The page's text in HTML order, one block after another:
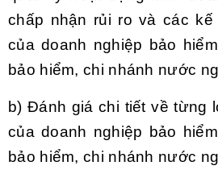
chấp nhận rủi ro và các kế
của doanh nghiệp bảo
bảo hiểm, chi nhánh nước
b) Đánh giá chi tiết về từng
của doanh nghiệp bảo
bảo hiểm, chi nhánh nước